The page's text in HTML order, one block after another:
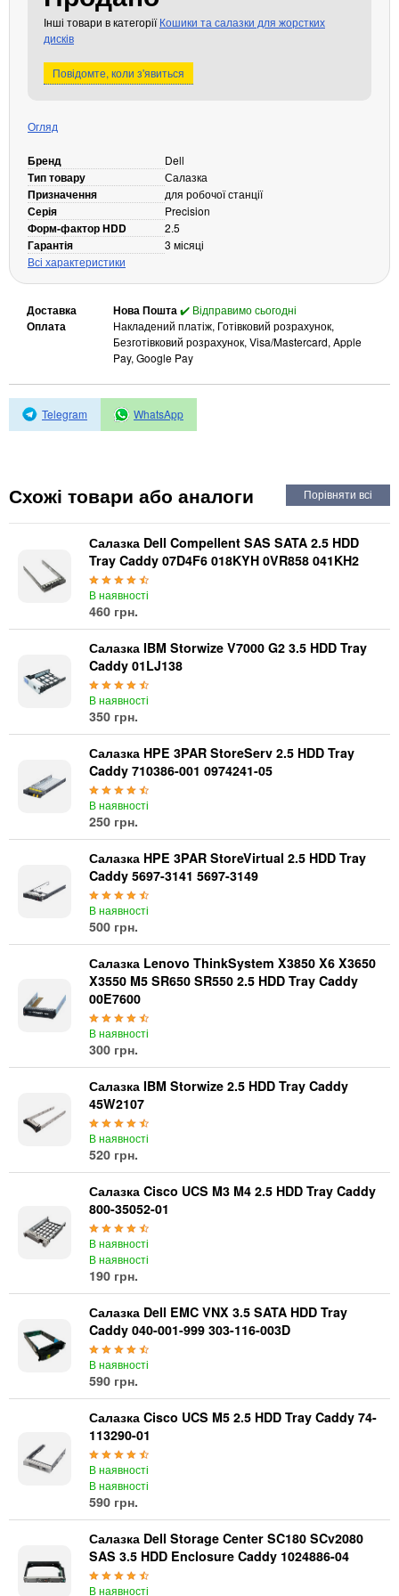
Кабелі та роз'єми
Хаби і кардридери
Павербанки
Аксесуари для ноутбуків
Акумулятори
Зовнішні блоки живлення
Периферійні пристрої
Монітори
Клавіатури, миші, комплекти
Відеоспостереження
Автоматичні вимикачі
Інвертори напруги
Інші товари в категоріїКошики та салазки для жорстких
дисків
Повідомте, коли з'явиться
Огляд
Бренд Dell
Тип товару Салазка
Призначення для робочої станції
Серія Precision
Форм-фактор HDD 2.5
Гарантія
3 місяці
Всі характеристики
Доставка Нова Пошта✔️ Відправимо сьогодні
Оплата
Накладений платіж, Готівковий розрахунок,
Безготівковий розрахунок, Visa/Mastercard, Apple
Pay, Google Pay
Telegram WhatsApp
Схожі товари або аналоги
Салазка Dell Compellent SAS SATA 2.5 HDD
Tray Caddy 07D4F6 018KYH 0VR858 041KH2
В наявності
460 грн.
Салазка IBM Storwize V7000 G2 3.5 HDD Tray
Caddy 01LJ138
В наявності
350 грн.
Салазка HPE 3PAR StoreServ 2.5 HDD Tray
Caddy 710386-001 0974241-05
В наявності
250 грн.
Салазка HPE 3PAR StoreVirtual 2.5 HDD Tray
Caddy 5697-3141 5697-3149
В наявності
500 грн.
Салазка Lenovo ThinkSystem X3850 X6 X3650
X3550 M5 SR650 SR550 2.5 HDD Tray Caddy
00E7600
В наявності
300 грн.
Салазка IBM Storwize 2.5 HDD Tray Caddy
45W2107
В наявності
520 грн.
Салазка Cisco UCS M3 M4 2.5 HDD Tray Caddy
800-35052-01
В наявності
В наявності
190 грн.
Салазка Dell EMC VNX 3.5 SATA HDD Tray
Caddy 040-001-999 303-116-003D
В наявності
590 грн.
Салазка Cisco UCS M5 2.5 HDD Tray Caddy 74-
113290-01
В наявності
В наявності
590 грн.
Салазка Dell Storage Center SC180 SCv2080
SAS 3.5 HDD Enclosure Caddy 1024886-04
В наявності